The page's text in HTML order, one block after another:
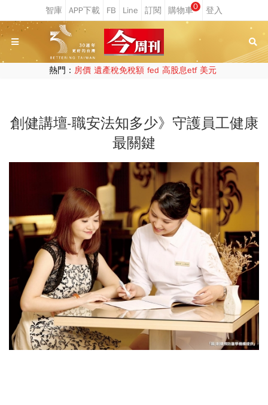
0
熱門： 房價 遺產稅免稅額 fed 高股息etf 美元
創健講壇-職安法知多少》守護員工健康
最關鍵